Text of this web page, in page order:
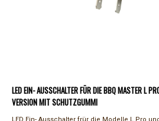
LED EIN- AUSSCHALTER FÜR DIE BBQ MASTER L
VERSION MIT SCHUTZGUMMI
LED Ein- Ausschalter frür die Modelle L Pro